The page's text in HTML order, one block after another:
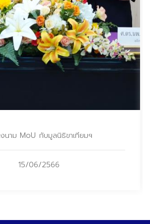
นาม MoU กับมูลนิธิขาเทียมฯ
15/06/2566